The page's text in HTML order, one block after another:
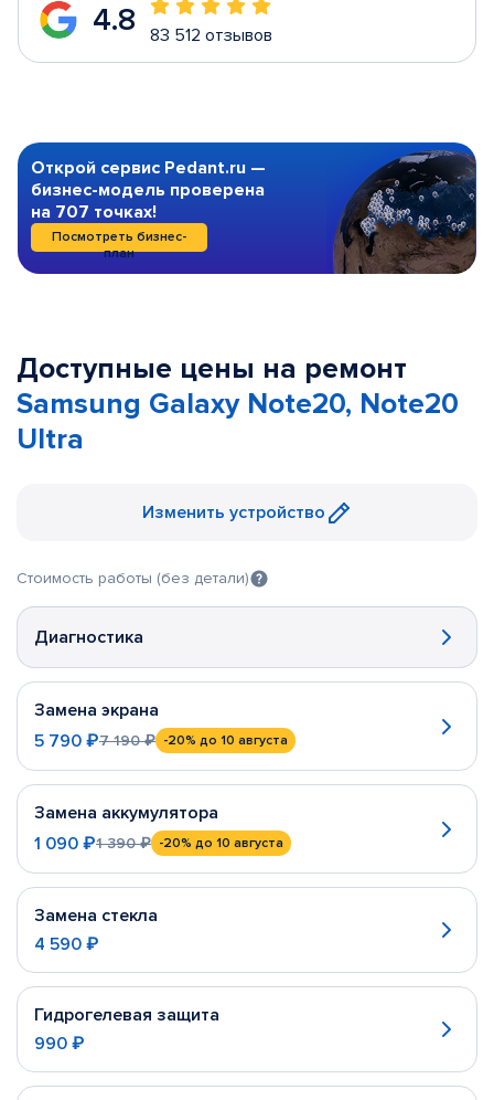
4.8 83 512 отзывов
Открой сервис Pedant.ru —
бизнес-модель проверена
на 707 точках!
Посмотреть бизнес-
план
Доступные цены на ремонт
Samsung Galaxy Note20, Note20
Ultra
Изменить устройство
Стоимость работы (без детали)
Диагностика
Замена экрана
5 790 ₽7 190 ₽ -20% до 10 августа
Замена аккумулятора
1 090 ₽1 390 ₽ -20% до 10 августа
Замена стекла
4 590 ₽
Гидрогелевая защита
990 ₽